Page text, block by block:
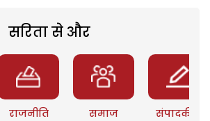
सरिता से और
राजनीति समाज संपादकीय